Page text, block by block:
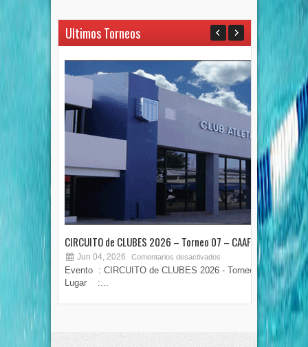
Ultimos Torneos
CIRCUITO de CLUBES 2026 – Torneo 07 – CAAF
Jun 04, 2026 Comentarios desactivados
Evento : CIRCUITO de CLUBES 2026 - Torneo 07
Lugar :...